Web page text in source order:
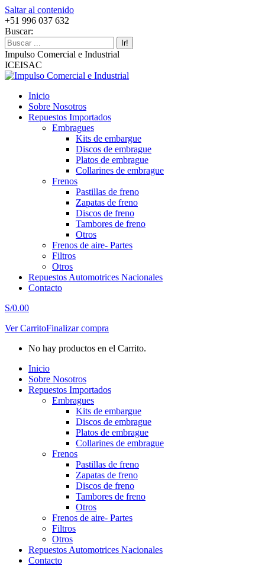
Saltar al contenido
+51 996 037 632
Buscar:
Impulso Comercial e Industrial
ICEISAC
Inicio
Sobre Nosotros
Repuestos Importados
Embragues
Kits de embargue
Discos de embrague
Platos de embrague
Collarines de embrague
Frenos
Pastillas de freno
Zapatas de freno
Discos de freno
Tambores de freno
Otros
Frenos de aire- Partes
Filtros
Otros
Repuestos Automotrices Nacionales
Contacto
S/0.00
Ver CarritoFinalizar compra
No hay productos en el Carrito.
Inicio
Sobre Nosotros
Repuestos Importados
Embragues
Kits de embargue
Discos de embrague
Platos de embrague
Collarines de embrague
Frenos
Pastillas de freno
Zapatas de freno
Discos de freno
Tambores de freno
Otros
Frenos de aire- Partes
Filtros
Otros
Repuestos Automotrices Nacionales
Contacto